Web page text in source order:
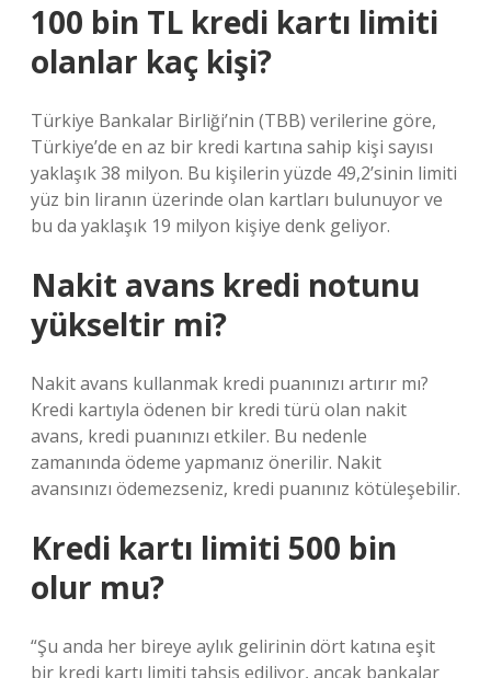
100 bin TL kredi kartı limiti
olanlar kaç kişi?
Türkiye Bankalar Birliği’nin (TBB) verilerine göre,
Türkiye’de en az bir kredi kartına sahip kişi sayısı
yaklaşık 38 milyon. Bu kişilerin yüzde 49,2’sinin limiti
yüz bin liranın üzerinde olan kartları bulunuyor ve
bu da yaklaşık 19 milyon kişiye denk geliyor.
Nakit avans kredi notunu
yükseltir mi?
Nakit avans kullanmak kredi puanınızı artırır mı?
Kredi kartıyla ödenen bir kredi türü olan nakit
avans, kredi puanınızı etkiler. Bu nedenle
zamanında ödeme yapmanız önerilir. Nakit
avansınızı ödemezseniz, kredi puanınız kötüleşebilir.
Kredi kartı limiti 500 bin
olur mu?
“Şu anda her bireye aylık gelirinin dört katına eşit
bir kredi kartı limiti tahsis ediliyor, ancak bankalar